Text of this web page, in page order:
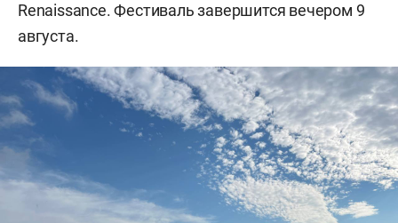
Renaissance. Фестиваль завершится вечером 9
августа.